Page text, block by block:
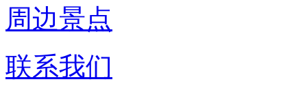
周边景点
联系我们